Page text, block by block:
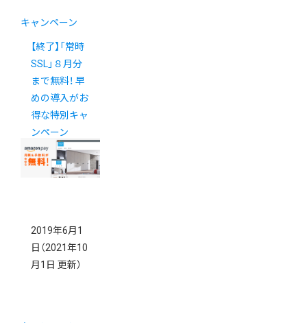
キャンペーン
【終了】「常時
SSL」８月分
まで無料！ 早
めの導入がお
得な特別キャ
ンペーン
2019年6月1
日 （2021年10
月1日 更新）